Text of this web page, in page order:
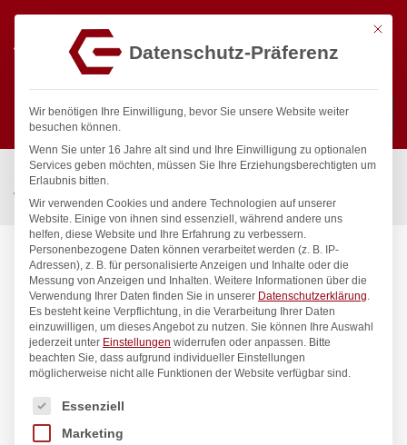
Suchen
Start / Gastronomiebedarf & Gastro Geräte für Profis
Wassertechnik
Standventil clamix Standventil 1/2″
Mit
Datenschutz-Präferenz
Wir benötigen Ihre Einwilligung, bevor Sie unsere Website weiter
besuchen können.
Wenn Sie unter 16 Jahre alt sind und Ihre Einwilligung zu optionalen
Services geben möchten, müssen Sie Ihre Erziehungsberechtigten um
Erlaubnis bitten.
Wir verwenden Cookies und andere Technologien auf unserer
Website. Einige von ihnen sind essenziell, während andere uns
helfen, diese Website und Ihre Erfahrung zu verbessern.
Personenbezogene Daten können verarbeitet werden (z. B. IP-
Adressen), z. B. für personalisierte Anzeigen und Inhalte oder die
Messung von Anzeigen und Inhalten. Weitere Informationen über die
Verwendung Ihrer Daten finden Sie in unserer Datenschutzerklärung.
Es besteht keine Verpflichtung, in die Verarbeitung Ihrer Daten
einzuwilligen, um dieses Angebot zu nutzen. Sie können Ihre Auswahl
jederzeit unter Einstellungen widerrufen oder anpassen. Bitte
beachten Sie, dass aufgrund individueller Einstellungen
möglicherweise nicht alle Funktionen der Website verfügbar sind.
Es folgt eine Liste der Service-Gruppen, für die eine
Essenziell
Marketing